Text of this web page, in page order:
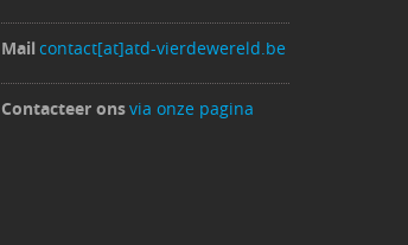
Mail contact[at]atd-vierdewereld.be
Contacteer onsvia onze pagina